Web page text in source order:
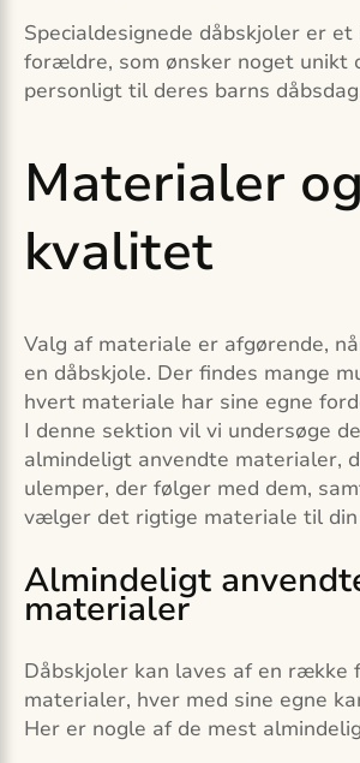
Specialdesignede dåbskjoler er
forældre, som ønsker noget unikt
personligt til deres barns
Materialer og
kvalitet
Valg af materiale er afgørende,
en dåbskjole. Der findes mange
hvert materiale har sine egne
I denne sektion vil vi undersøge
almindeligt anvendte materialer,
ulemper, der følger med dem,
vælger det rigtige materiale til din
Almindeligt
materialer
Dåbskjoler kan laves af en række
materialer, hver med sine egne
Her er nogle af de mest